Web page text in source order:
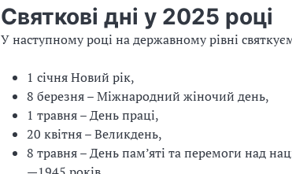
Святкові дні у 2025 році
У наступному році на державному рівні
1 січня Новий рік,
8 березня – Міжнародний жіночий день,
1 травня – День праці,
20 квітня – Великдень,
8 травня – День пам’яті та перемоги над